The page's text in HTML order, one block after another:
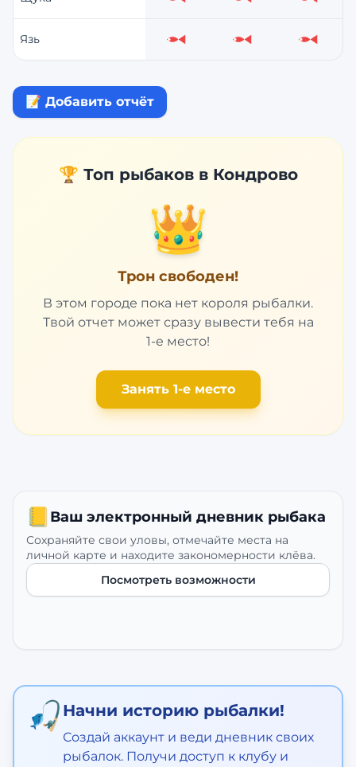
Слабо Слабо Слабо
Язь Слабо Слабо Слабо
📝 Добавить отчёт
🏆 Топ рыбаков в Кондрово
👑
Трон свободен!
В этом городе пока нет короля рыбалки.
Твой отчет может сразу вывести тебя на
1-е место!
Занять 1-е место
📒 Ваш электронный дневник рыбака
Сохраняйте свои уловы, отмечайте места на
личной карте и находите закономерности клёва.
Посмотреть возможности
🎣 Начни историю рыбалки!
Создай аккаунт и веди дневник своих
рыбалок. Получи доступ к клубу и